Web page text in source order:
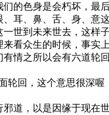
的色身是会朽坏，最
耳、鼻、舌、身、意
世到未来世去，这样
众生的时候，事实
情之所以会有六道轮
回，这个意思很深喔
，以是因缘于现在